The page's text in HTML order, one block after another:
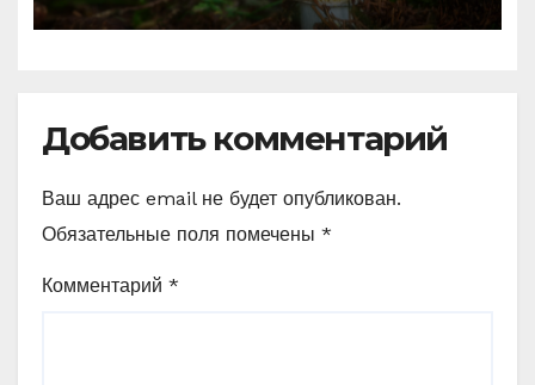
Добавить комментарий
Ваш адрес email не будет опубликован.
Обязательные поля помечены *
Комментарий *